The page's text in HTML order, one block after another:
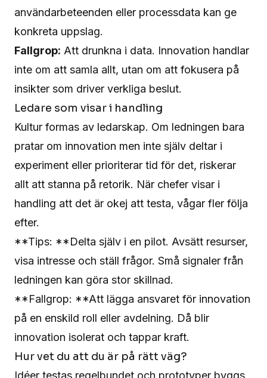
användarbeteenden eller processdata kan ge
konkreta uppslag.
Fallgrop: Att drunkna i data. Innovation handlar
inte om att samla allt, utan om att fokusera på
insikter som driver verkliga beslut.
Ledare som visar i handling
Kultur formas av ledarskap. Om ledningen bara
pratar om innovation men inte själv deltar i
experiment eller prioriterar tid för det, riskerar
allt att stanna på retorik. När chefer visar i
handling att det är okej att testa, vågar fler följa
efter.
**Tips: **Delta själv i en pilot. Avsätt resurser,
visa intresse och ställ frågor. Små signaler från
ledningen kan göra stor skillnad.
**Fallgrop: **Att lägga ansvaret för innovation
på en enskild roll eller avdelning. Då blir
innovation isolerat och tappar kraft.
Hur vet du att du är på rätt väg?
Idéer testas regelbundet och prototyper byggs